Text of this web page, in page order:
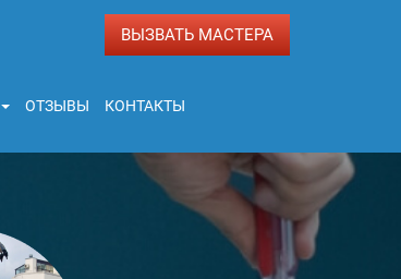
ВЫЗВАТЬ МАСТЕРА
ОТЗЫВЫ КОНТАКТЫ